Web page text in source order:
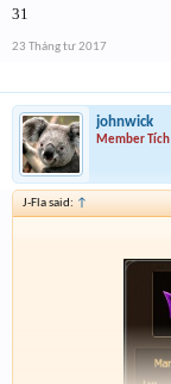
31
23 Tháng tư 2017
johnwick
Member Tích
J-Fla said: ↑